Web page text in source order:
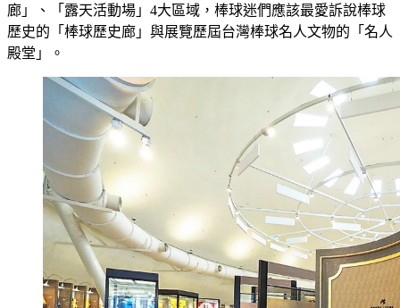
廊」、「露天活動場」4大區域，棒球迷們應該最愛訴說棒球
歷史的「棒球歷史廊」與展覽歷屆台灣棒球名人文物的「名人
殿堂」。